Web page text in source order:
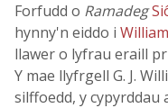
Forfudd o Ramadeg
hynny'n eiddo i
llawer o lyfrau eraill
Y mae llyfrgell G. J.
silffoedd, y cypyrddau